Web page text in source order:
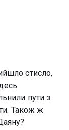
стисло,
пути з
Також ж